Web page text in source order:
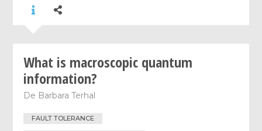
What is macroscopic quantum
information?
De Barbara Terhal
FAULT TOLERANCE